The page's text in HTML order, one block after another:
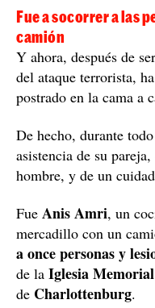
Fue a socorrer a las
camión
Y ahora, después de
del ataque terrorista,
postrado en la cama a
De hecho, durante
asistencia de su
hombre, y de un
Fue Anis Amri, un
mercadillo con un
a once personas y
de la Iglesia
de Charlottenburg.